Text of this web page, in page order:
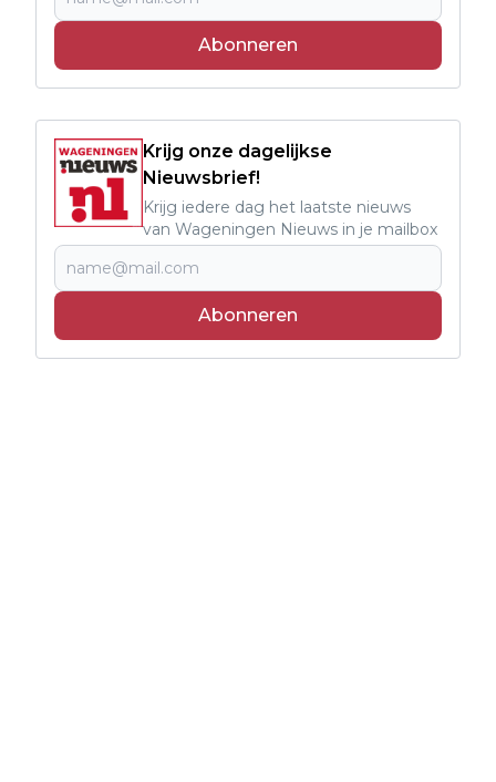
Abonneren
Krijg onze dagelijkse
Nieuwsbrief!
Krijg iedere dag het laatste nieuws
van Wageningen Nieuws in je mailbox
Abonneren